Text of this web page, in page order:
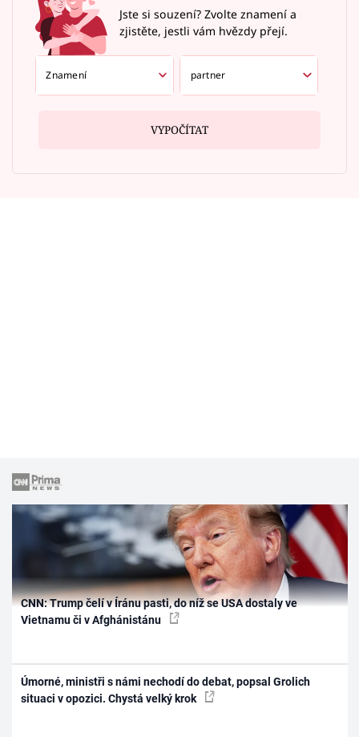
Jste si souzení? Zvolte znamení a
zjistěte, jestli vám hvězdy přejí.
VYPOČÍTAT
CNN: Trump čelí v Íránu pasti, do níž se USA dostaly ve
Vietnamu či v Afghánistánu
Úmorné, ministři s námi nechodí do debat, popsal Grolich
situaci v opozici. Chystá velký krok